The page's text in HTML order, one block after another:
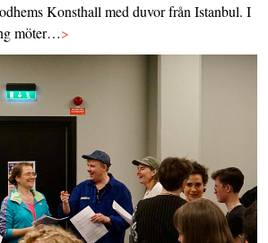
Konsthall med duvor från Istanbul. I
möter…>